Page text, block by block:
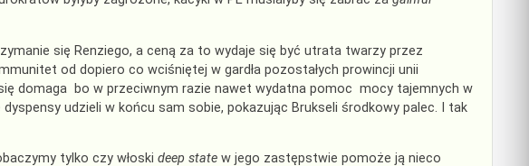
się Renziego, a ceną za to wydaje się być utrata twarzy przez
od dopiero co wciśniętej w gardła pozostałych prowincji unii
domaga bo w przeciwnym razie nawet wydatna pomoc mocy tajemnych w
udzieli w końcu sam sobie, pokazując Brukseli środkowy palec. I tak
tylko czy włoski deep statew jego zastępstwie pomoże ją nieco